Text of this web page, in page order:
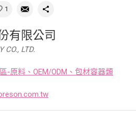
1
有限公司
CO., LTD.
-原料、OEM/ODM、包材容器類